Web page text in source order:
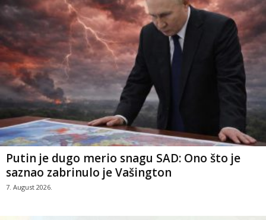
Putin je dugo merio snagu SAD: Ono što je
saznao zabrinulo je Vašington
7. August 2026.